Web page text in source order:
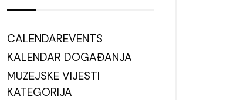
CALENDAREVENTS
KALENDAR DOGAĐANJA
MUZEJSKE VIJESTI
KATEGORIJA